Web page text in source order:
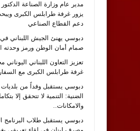
مدير عام وزارة الصناعة
يزور غرفة طرابلس الكبرى
دعم القطاع الصناعي
دبوسي يهنئ الجيش اللبناني
صمام أمان الوطن ورمز وحدته
تعزيز التعاون اللبناني اليوناني
غرفة طرابلس الكبرى مع السفارة
دبوسي يستقبل وفداً من بلديات
الضنية: التنمية لا تتحقق إلا
والامكانات..
دبوسي يستقبل طلاب البرنامج